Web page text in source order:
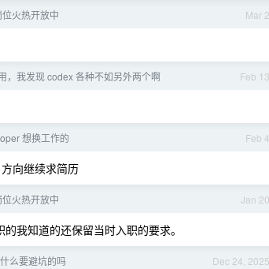
Mar 2
火热开放中
Feb 13
，我发现 codex 各种不如另外两个啊
Feb 4
想换工作的
向继续求简历
Jan 20
火热开放中
我知道的还保留当时入职的要求。
Dec 24, 2025
么要避坑的吗